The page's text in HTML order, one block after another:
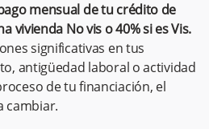
mensual de tu crédito de
vivienda No vis o 40% si es Vis.
significativas en tus
antigüedad laboral o actividad
de tu financiación, el
cambiar.